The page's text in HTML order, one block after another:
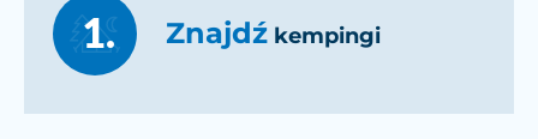
1. Znajdź kempingi